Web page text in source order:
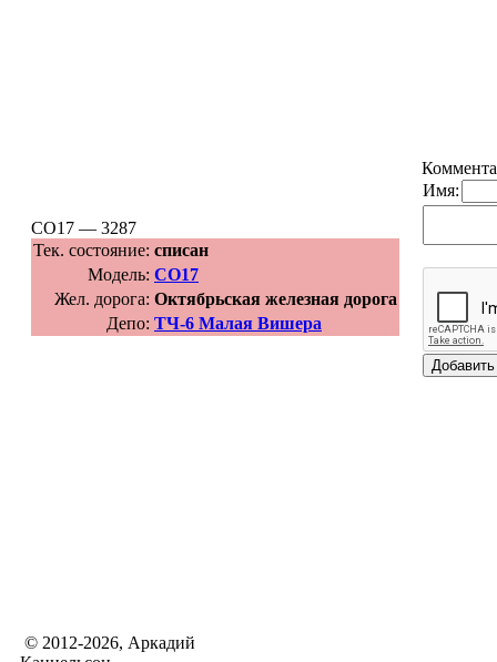
СО17 — 3287
Тек. состояние: списан
Модель: СО17
Жел. дорога: Октябрьская железная дорога
Депо: ТЧ-6 Малая Вишера
Имя:
© 2012-2026, Аркадий